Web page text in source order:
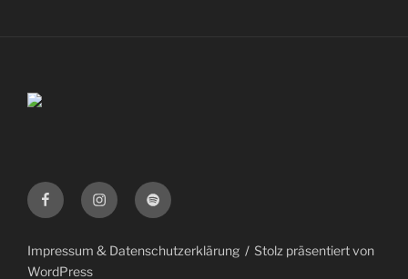
FacebookInstagramSpotify
Impressum & Datenschutzerklärung
Stolz präsentiert von
WordPress